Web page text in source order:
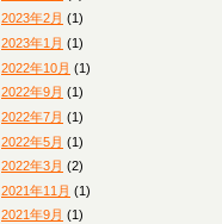
2023年2月 (1)
2023年1月 (1)
2022年10月 (1)
2022年9月 (1)
2022年7月 (1)
2022年5月 (1)
2022年3月 (2)
2021年11月 (1)
2021年9月 (1)